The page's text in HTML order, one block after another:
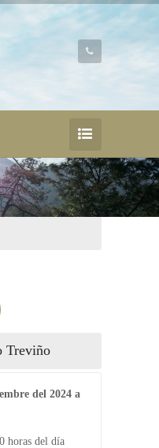
Treviño
del 2024 a
horas del día